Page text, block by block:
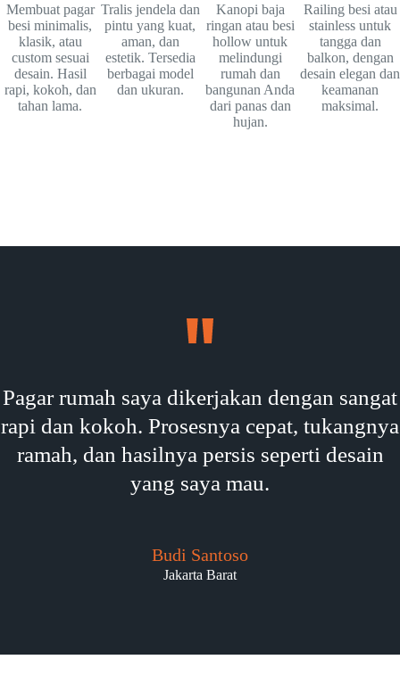
Membuat pagar
besi minimalis,
klasik, atau
custom sesuai
desain. Hasil
rapi, kokoh, dan
tahan lama.
Tralis jendela dan
pintu yang kuat,
aman, dan
estetik. Tersedia
berbagai model
dan ukuran.
Kanopi baja
ringan atau besi
hollow untuk
melindungi
rumah dan
bangunan Anda
dari panas dan
hujan.
Railing besi atau
stainless untuk
tangga dan
balkon, dengan
desain elegan dan
keamanan
maksimal.
Pagar rumah saya dikerjakan dengan sangat
rapi dan kokoh. Prosesnya cepat, tukangnya
ramah, dan hasilnya persis seperti desain
yang saya mau.
Budi Santoso
Jakarta Barat